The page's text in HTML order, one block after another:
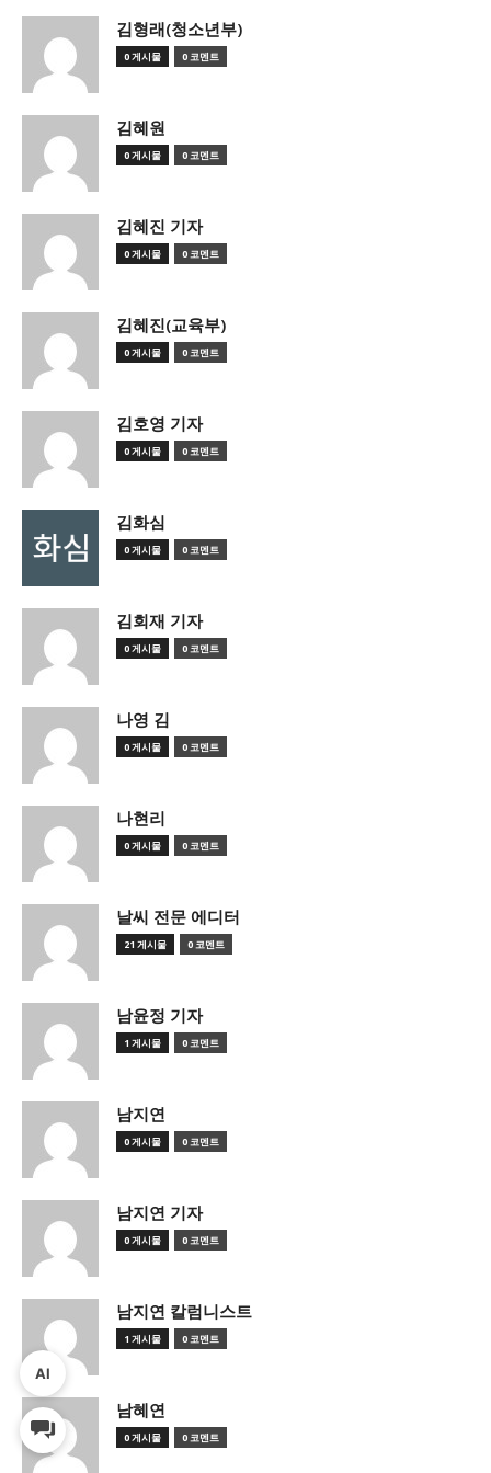
김형래(청소년부)
0 게시물 0 코멘트
김혜원
0 게시물 0 코멘트
김혜진 기자
0 게시물 0 코멘트
김혜진(교육부)
0 게시물 0 코멘트
김호영 기자
0 게시물 0 코멘트
김화심
0 게시물 0 코멘트
김회재 기자
0 게시물 0 코멘트
나영 김
0 게시물 0 코멘트
나현리
0 게시물 0 코멘트
날씨 전문 에디터
21 게시물 0 코멘트
남윤정 기자
1 게시물 0 코멘트
남지연
0 게시물 0 코멘트
남지연 기자
0 게시물 0 코멘트
남지연 칼럼니스트
1 게시물 0 코멘트
남혜연
0 게시물 0 코멘트
AI